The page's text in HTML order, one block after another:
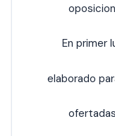
En primer
elaborado